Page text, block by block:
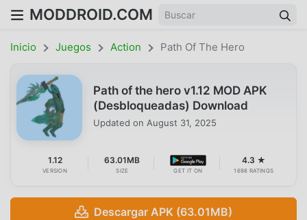
MODDROID.COM
Inicio Juegos Action Path Of The Hero
Path of the hero v1.12 MOD APK
(Desbloqueadas) Download
Updated on August 31, 2025
1.12
VERSION
63.01MB
SIZE GET IT ON
4.3 ★
1698 RATINGS
Descargar APK (63.01MB)